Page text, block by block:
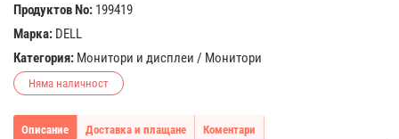
Продуктов No: 199419
Марка: DELL
Категория: Монитори и дисплеи / Монитори
Няма наличност
Описание Доставка и плащане Коментари